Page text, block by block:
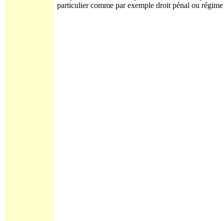
particulier comme par exemple droit pénal ou